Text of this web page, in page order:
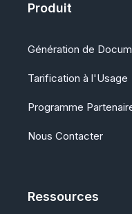
Produit
Génération de
Tarification à l'Usage
Programme
Nous Contacter
Ressources